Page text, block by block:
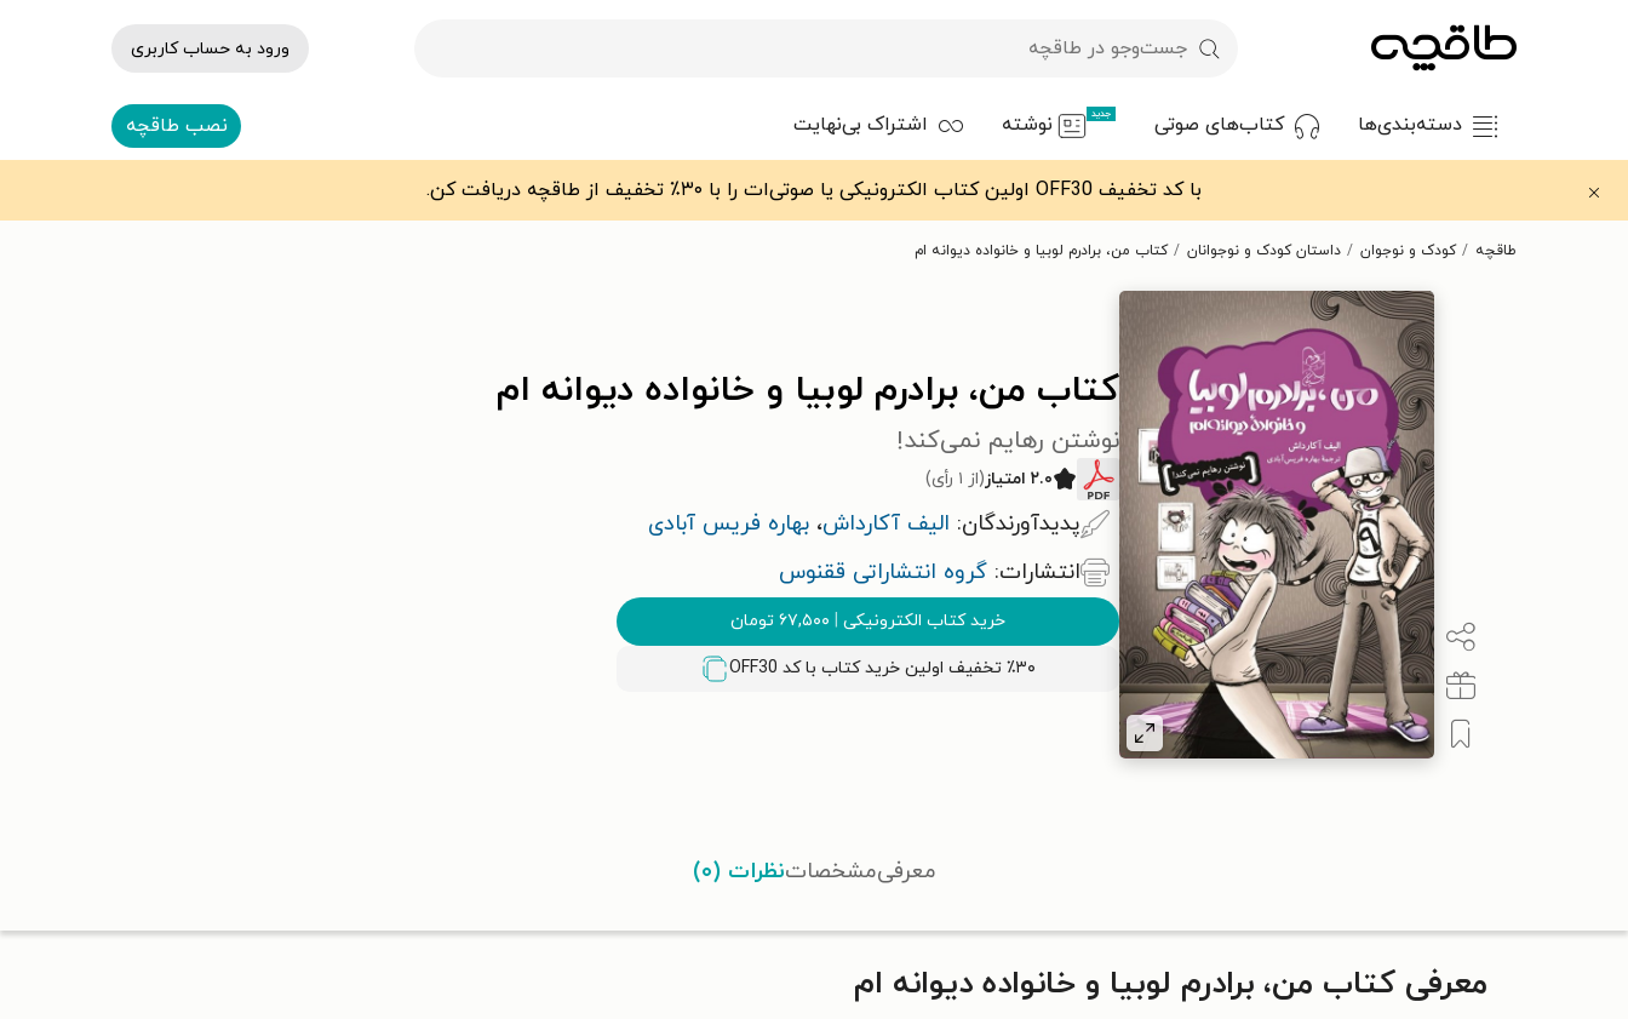
ورود به حساب کاربری
دسته‌بندی‌ها کتاب‌های صوتی جدید نوشته اشتراک بی‌نهایت نصب طاقچه
با کد تخفیف OFF30 اولین کتاب الکترونیکی یا صوتی‌ات را با ۳۰٪ تخفیف از طاقچه دریافت کن.
طاقچه کودک و نوجوان داستان کودک و نوجوانان کتاب من، برادرم لوبیا و خانواده دیوانه ام
کتاب من، برادرم لوبیا و خانواده دیوانه ام
نوشتن رهایم نمی‌کند!
۲.۰ امتیاز (از ۱ رأی)
پدیدآورندگان: الیف آکارداش، بهاره فریس آبادی
انتشارات: گروه انتشاراتی ققنوس
خرید کتاب الکترونیکی | ۶۷,۵۰۰ تومان
٪۳۰ تخفیف اولین خرید کتاب با کد OFF30
معرفیمشخصاتنظرات (۰)
معرفی کتاب من، برادرم لوبیا و خانواده دیوانه ام